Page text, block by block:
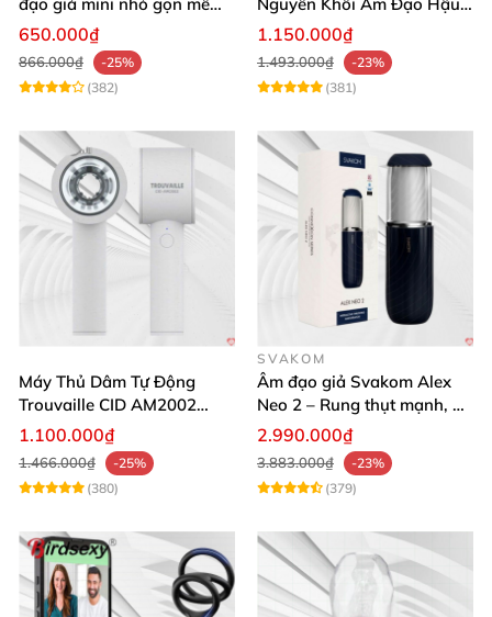
mịn
650.000₫
866.000₫
-25%
(382)
Môn Siêu Thật
1.150.000₫
1.493.000₫
-23%
(381)
Máy Thủ Dâm Tự Động
Trouvaille CID AM2002
Mạnh Mẽ Dễ Lên Đỉnh
1.100.000₫
1.466.000₫
-25%
(380)
SVAKOM
Âm đạo giả Svakom Alex
Neo 2 – Rung thụt mạnh, đa
năng, cải tiến mới
2.990.000₫
3.883.000₫
-23%
(379)